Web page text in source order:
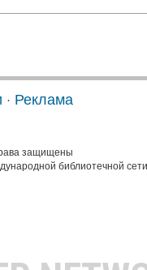
· Реклама
защищены
библиотечной